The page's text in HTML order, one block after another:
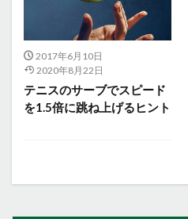
2017年6月10日
2020年8月22日
テニスのサーブでスピード
を1.5倍に跳ね上げるヒント